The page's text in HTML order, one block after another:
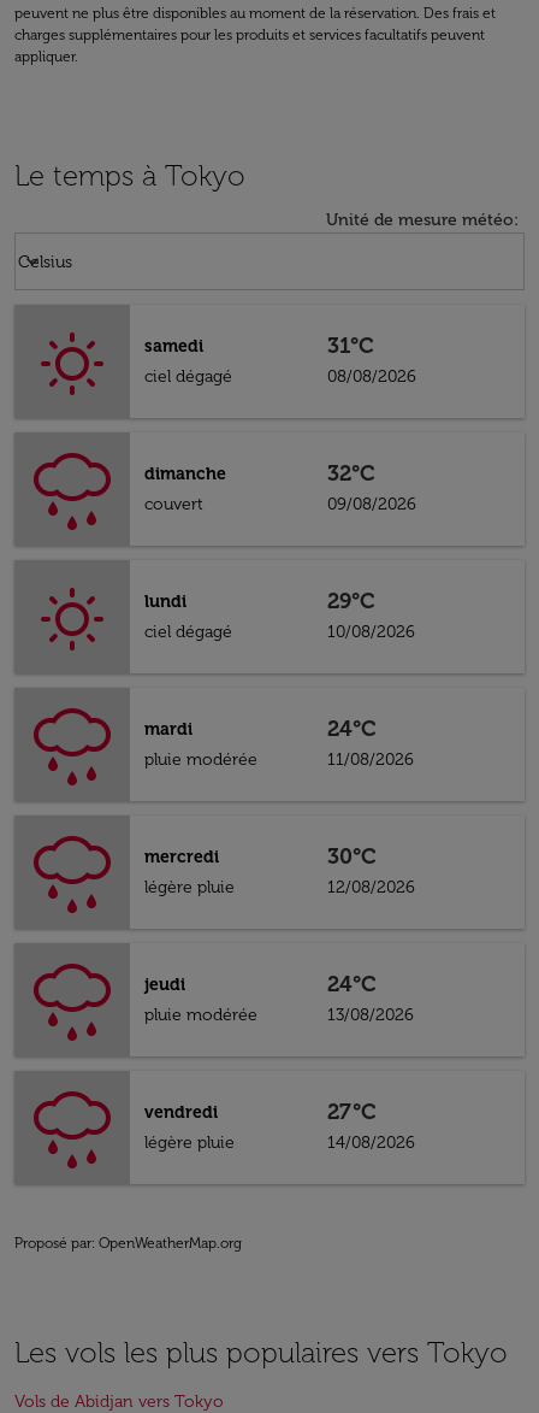
peuvent ne plus être disponibles au moment de la réservation. Des frais et
charges supplémentaires pour les produits et services facultatifs peuvent
appliquer.
Le temps à Tokyo
Unité de mesure météo:
Celsius
keyboard_arrow_down
samedi
ciel dégagé
31°C
08/08/2026
dimanche
couvert
32°C
09/08/2026
lundi
ciel dégagé
29°C
10/08/2026
mardi
pluie modérée
24°C
11/08/2026
mercredi
légère pluie
30°C
12/08/2026
jeudi
pluie modérée
24°C
13/08/2026
vendredi
légère pluie
27°C
14/08/2026
Proposé par: OpenWeatherMap.org
Les vols les plus populaires vers Tokyo
Vols de Abidjan vers Tokyo